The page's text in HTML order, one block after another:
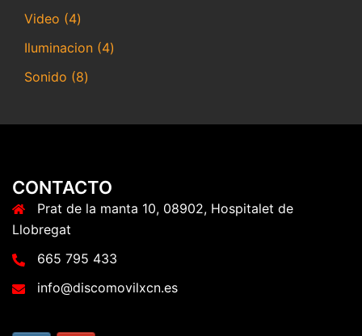
Video 44
productos
Iluminacion 44
Sonido 88
CONTACTO
Prat de la manta 10, 08902, Hospitalet de
Llobregat
665 795 433
info@discomovilxcn.es